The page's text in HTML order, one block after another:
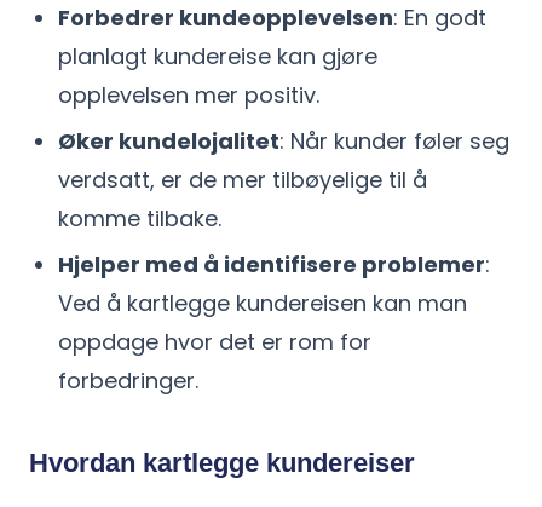
Forbedrer kundeopplevelsen: En godt
planlagt kundereise kan gjøre
opplevelsen mer positiv.
Øker kundelojalitet: Når kunder føler seg
verdsatt, er de mer tilbøyelige til å
komme tilbake.
Hjelper med å identifisere problemer:
Ved å kartlegge kundereisen kan man
oppdage hvor det er rom for
forbedringer.
Hvordan kartlegge kundereiser